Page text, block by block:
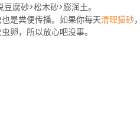
腐砂>松木砂>膨润土。
是粪便传播。如果你每天清理猫砂
卵，所以放心吧没事。